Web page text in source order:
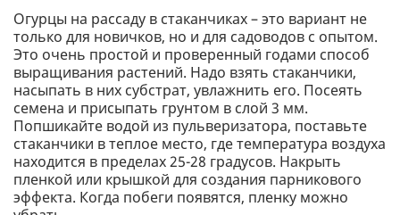
Огурцы на рассаду в стаканчиках – это вариант не
только для новичков, но и для садоводов с опытом.
Это очень простой и проверенный годами способ
выращивания растений. Надо взять стаканчики,
насыпать в них субстрат, увлажнить его. Посеять
семена и присыпать грунтом в слой 3 мм.
Попшикайте водой из пульверизатора, поставьте
стаканчики в теплое место, где температура воздуха
находится в пределах 25-28 градусов. Накрыть
пленкой или крышкой для создания парникового
эффекта. Когда побеги появятся, пленку можно